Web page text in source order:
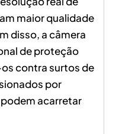
maior qualidade
disso, a câmera
de proteção
contra surtos de
por
acarretar